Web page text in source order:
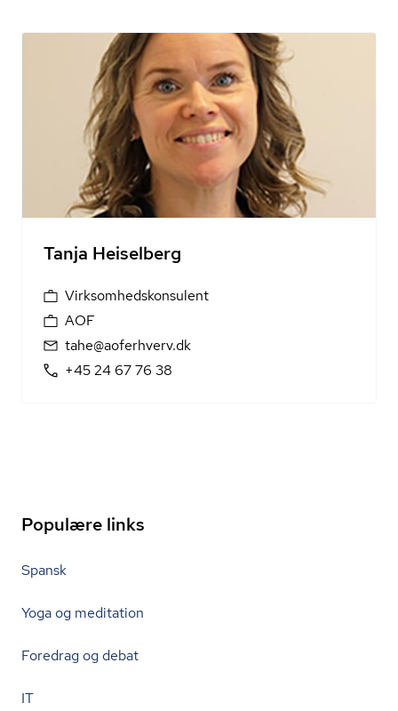
Tanja Heiselberg
Virksomhedskonsulent
AOF
tahe@aoferhverv.dk
+45 24 67 76 38
Populære links
Spansk
Yoga og meditation
Foredrag og debat
IT